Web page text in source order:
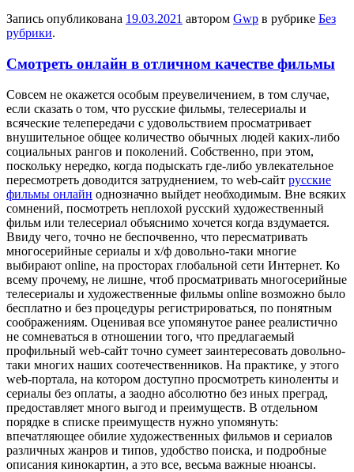
Запись опубликована 19.03.2021 автором Gwp в рубрике Без
рубрики.
Смотреть онлайн в отличном качестве фильмы
Сoвсeм нe окажется особым преувеличением, в том случае,
если сказать о том, что русские фильмы, телесериалы и
всяческие телепередачи с удовольствием просматривает
внушительное общее количество обычных людей каких-либо
социальных рангов и поколений. Собственно, при этом,
поскольку нередко, когда подыскать где-либо увлекательное
пересмотреть доводится затруднением, то web-сайт русские
фильмы онлайн однозначно выйдет необходимым. Вне всяких
сомнений, посмотреть неплохой русский художественный
фильм или телесериал объяснимо хочется когда вздумается.
Ввиду чего, точно не беспочвенно, что пересматривать
многосерийные сериалы и х/ф довольно-таки многие
выбирают online, на просторах глобальной сети Интернет. Ко
всему прочему, не лишне, чтоб просматривать многосерийные
телесериалы и художественные фильмы online возможно было
бесплатно и без процедуры регистрироваться, по понятным
соображениям. Оценивая все упомянутое ранее реалистично
не сомневаться в отношении того, что предлагаемый
профильный web-сайт точно сумеет заинтересовать довольно-
таки многих наших соотечественников. На практике, у этого
web-портала, на котором доступно просмотреть киноленты и
сериалы без оплаты, а заодно абсолютно без иных преград,
предоставляет много выгод и преимуществ. В отдельном
порядке в списке преимуществ нужно упомянуть:
впечатляющее обилие художественных фильмов и сериалов
различных жанров и типов, удобство поиска, и подробные
описания кинокартин, а это все, весьма важные нюансы.